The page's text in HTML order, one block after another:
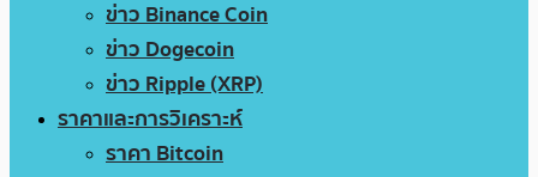
ข่าว Binance Coin
ข่าว Dogecoin
ข่าว Ripple (XRP)
ราคาและการวิเคราะห์
ราคา Bitcoin